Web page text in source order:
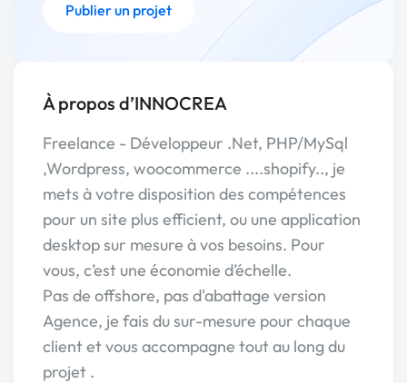
Publier un projet
À propos d’INNOCREA
Freelance - Développeur .Net, PHP/MySql
,Wordpress, woocommerce ....shopify.., je
mets à votre disposition des compétences
pour un site plus efficient, ou une application
desktop sur mesure à vos besoins. Pour
vous, c’est une économie d’échelle.
Pas de offshore, pas d'abattage version
Agence, je fais du sur-mesure pour chaque
client et vous accompagne tout au long du
projet .